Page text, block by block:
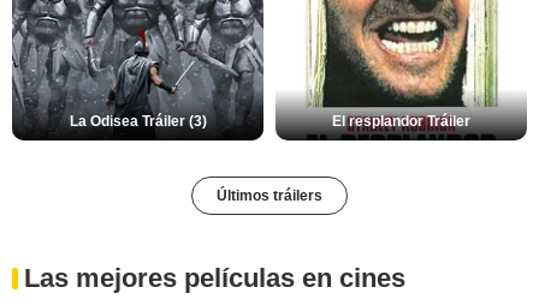
La Odisea Tráiler (3) El resplandor Tráiler
Últimos tráilers
Las mejores películas en cines